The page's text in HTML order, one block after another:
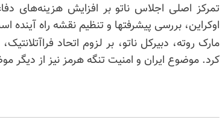
تمرکز اصلی اجلاس ناتو بر افزایش هزینه‌های
اوکراین، بررسی پیشرفتها و تنظیم نقشه راه آینده
مارک روته، دبیرکل ناتو، بر لزوم اتحاد
کرد. موضوع ایران و امنیت تنگه هرمز نیز از دیگر